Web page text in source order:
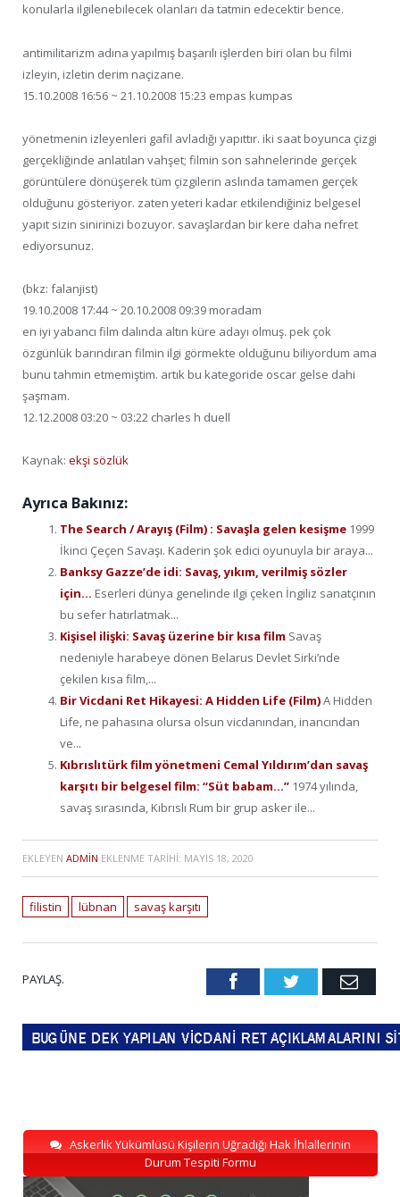
konularla ilgilenebilecek olanları da tatmin edecektir bence.
antimilitarizm adına yapılmış başarılı işlerden biri olan bu filmi
izleyin, izletin derim naçizane.
15.10.2008 16:56 ~ 21.10.2008 15:23 empas kumpas
yönetmenin izleyenleri gafil avladığı yapıttır. iki saat boyunca çizgi
gerçekliğinde anlatılan vahşet; filmin son sahnelerinde gerçek
görüntülere dönüşerek tüm çizgilerin aslında tamamen gerçek
olduğunu gösteriyor. zaten yeteri kadar etkilendiğiniz belgesel
yapıt sizin sinirinizi bozuyor. savaşlardan bir kere daha nefret
ediyorsunuz.
(bkz: falanjist)
19.10.2008 17:44 ~ 20.10.2008 09:39 moradam
en iyi yabancı film dalında altın küre adayı olmuş. pek çok
özgünlük barındıran filmin ilgi görmekte olduğunu biliyordum ama
bunu tahmin etmemiştim. artık bu kategoride oscar gelse dahi
şaşmam.
12.12.2008 03:20 ~ 03:22 charles h duell
Kaynak: ekşi sözlük
Ayrıca Bakınız:
The Search / Arayış (Film) : Savaşla gelen kesişme 1999
İkinci Çeçen Savaşı. Kaderin şok edici oyunuyla bir araya...
Banksy Gazze’de idi: Savaş, yıkım, verilmiş sözler
için… Eserleri dünya genelinde ilgi çeken İngiliz sanatçının
bu sefer hatırlatmak...
Kişisel ilişki: Savaş üzerine bir kısa film Savaş
nedeniyle harabeye dönen Belarus Devlet Sirki’nde
çekilen kısa film,...
Bir Vicdani Ret Hikayesi: A Hidden Life (Film)A Hidden
Life, ne pahasına olursa olsun vicdanından, inancından
ve...
Kıbrıslıtürk film yönetmeni Cemal Yıldırım’dan savaş
karşıtı bir belgesel film: “Süt babam…” 1974 yılında,
savaş sırasında, Kıbrıslı Rum bir grup asker ile...
EKLEYEN ADMIN EKLENME TARIHI: MAYIS 18, 2020
filistin lübnan savaş karşıtı
PAYLAŞ. FacebookTwitter Email
Askerlik Yükümlüsü Kişilerin Uğradığı Hak İhlallerinin
Durum Tespiti Formu